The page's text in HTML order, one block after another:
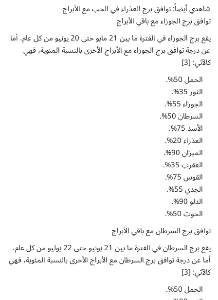
شاهدي أيضاً: توافق برج العذراء في الحب مع الأبراج
توافق برج الجوزاء مع باقي الأبراج
يقع برج الجوزاء في الفترة ما بين 21 مايو حتى 20 يونيو من كل عام، أما
عن درجة توافق برج الجوزاء مع الأبراج الأخرى بالنسبة المئوية، فهي
كالآتي: [3]
الحمل 50%.
الثور 35%.
الجوزاء 55%.
السرطان 50%.
الأسد 75%.
العذراء 20%.
الميزان 90%.
العقرب 35%.
القوس 75%.
الجدي 55%.
الدلو 90%.
الحوت 50%.
توافق برج السرطان مع باقي الأبراج
يقع برج السرطان في الفترة ما بين 21 يونيو حتى 22 يوليو من كل عام،
أما عن درجة توافق برج السرطان مع الأبراج الأخرى بالنسبة المئوية، فهي
كالآتي: [3]
الحمل 50%.